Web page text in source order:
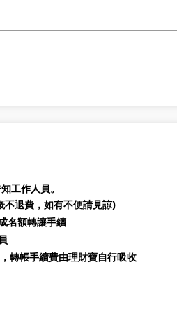
工作人員。
不退費，如有不便請見諒)
名額轉讓手續
轉帳手續費由理財寶自行吸收